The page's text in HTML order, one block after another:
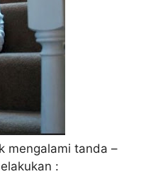
mengalami tanda –
: